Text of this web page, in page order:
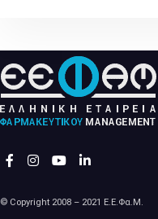
© Copyright 2008 – 2021 Ε.Ε.Φα.Μ.